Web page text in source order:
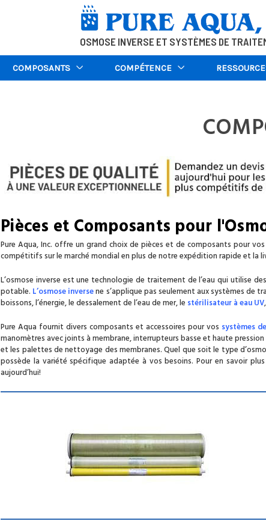
OSMOSE INVERSE ET SYSTÈMES DE
COMPOSANTS COMPÉTENCE
Pièces et Composants pour
Pure Aqua, Inc. offre un grand choix de pièces et de composants pour
compétitifs sur le marché mondial en plus de notre expédition rapide et la
L’osmose inverse est une technologie de traitement de l’eau qui utilise
potable. L’osmose inversene s’applique pas seulement aux systèmes de
boissons, l’énergie, le dessalement de l’eau de mer, le stérilisateur à eau UV
Pure Aqua fournit divers composants et accessoires pour vos systèmes
manomètres avec joints à membrane, interrupteurs basse et haute
et les palettes de nettoyage des membranes. Quel que soit le type
possède la variété spécifique adaptée à vos besoins. Pour en savoir
aujourd’hui!